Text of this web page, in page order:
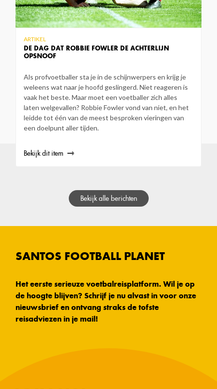
DE DAG DAT ROBBIE FOWLER DE ACHTERLIJN
OPSNOOF
ARTIKEL
Als profvoetballer sta je in de schijnwerpers en krijg je
weleens wat naar je hoofd geslingerd. Niet reageren is
vaak het beste. Maar moet een voetballer zich alles
laten welgevallen? Robbie Fowler vond van niet, en het
leidde tot één van de meest besproken vieringen van
een doelpunt aller tijden.
Bekijk dit item
Bekijk alle berichten
SANTOS FOOTBALL PLANET
Het eerste serieuze voetbalreisplatform. Wil je op
de hoogte blijven? Schrijf je nu alvast in voor onze
nieuwsbrief en ontvang straks de tofste
reisadviezen in je mail!